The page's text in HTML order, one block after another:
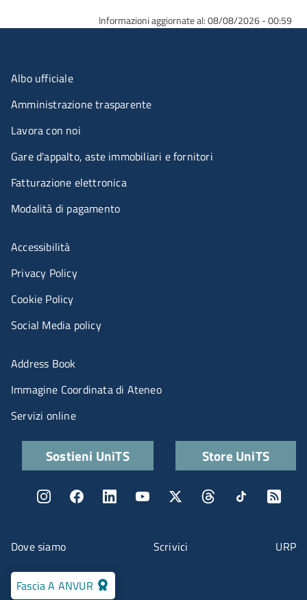
Informazioni aggiornate al: 08/08/2026 - 00:59
Fascia A ANVUR
Menu contatti
Dove siamo Scrivici URP
Menu organizzazione
Albo ufficiale
Amministrazione trasparente
Lavora con noi
Gare d'appalto, aste immobiliari e fornitori
Fatturazione elettronica
Modalità di pagamento
Menù riferimenti
Accessibilità
Privacy Policy
Cookie Policy
Social Media policy
Menu portale
Address Book
Immagine Coordinata di Ateneo
Servizi online
Quick links
Sostieni UniTS Store UniTS
Menu social